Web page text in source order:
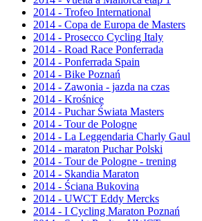
2014 - Trofeo International
2014 - Copa de Europa de Masters
2014 - Prosecco Cycling Italy
2014 - Road Race Ponferrada
2014 - Ponferrada Spain
2014 - Bike Poznań
2014 - Zawonia - jazda na czas
2014 - Krośnice
2014 - Puchar Świata Masters
2014 - Tour de Pologne
2014 - La Leggendaria Charly Gaul
2014 - maraton Puchar Polski
2014 - Tour de Pologne - trening
2014 - Skandia Maraton
2014 - Ściana Bukovina
2014 - UWCT Eddy Mercks
2014 - I Cycling Maraton Poznań